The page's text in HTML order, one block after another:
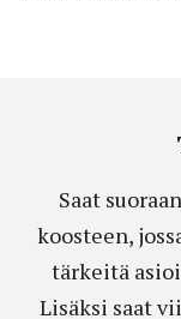
Saat
koosteen,
tärkeitä
Lisäksi saat